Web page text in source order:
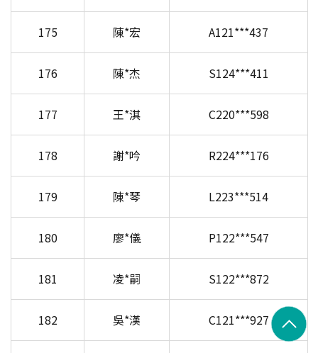
175 陳*宏 A121***437
176 陳*杰 S124***411
177 王*淇 C220***598
178 謝*吟 R224***176
179 陳*琴 L223***514
180 廖*儀 P122***547
181 凌*嗣 S122***872
182 吳*漢 C121***927